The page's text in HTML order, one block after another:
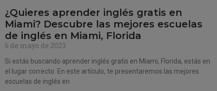
¿Quieres aprender inglés gratis en
Miami? Descubre las mejores escuelas
de inglés en Miami, Florida
6 de mayo de 2023
Si estás buscando aprender inglés gratis en Miami, Florida, estás en
el lugar correcto. En este artículo, te presentaremos las mejores
escuelas de inglés en